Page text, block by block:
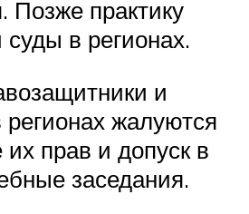
Позже практику
в регионах.
и
жалуются
прав и допуск в
заседания.